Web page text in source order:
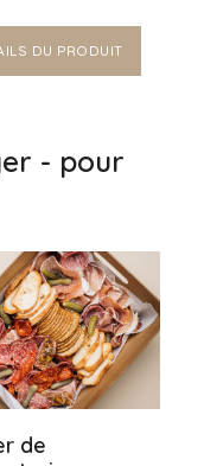
DU PRODUIT
- pour
de